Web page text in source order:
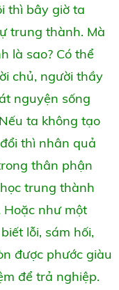
thì bây giờ ta
trung thành. Mà
là sao? Có thể
chủ, người thầy
nguyện sống
ta không tạo
thì nhân quả
thân phận
trung thành
như một
lỗi, sám hối,
được phước giàu
để trả nghiệp.